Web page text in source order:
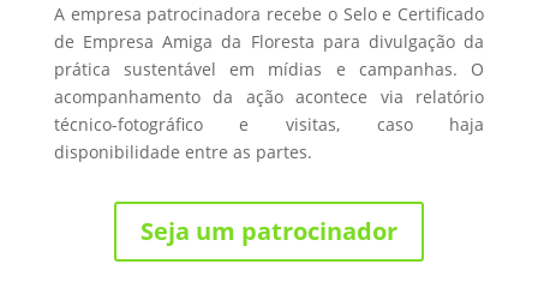
A empresa patrocinadora recebe o Selo e Certificado
de Empresa Amiga da Floresta para divulgação da
prática sustentável em mídias e campanhas. O
acompanhamento da ação acontece via relatório
técnico-fotográfico e visitas, caso haja
disponibilidade entre as partes.
Seja um patrocinador